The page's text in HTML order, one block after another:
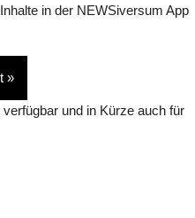
in der NEWSiversum App
»
und in Kürze auch für